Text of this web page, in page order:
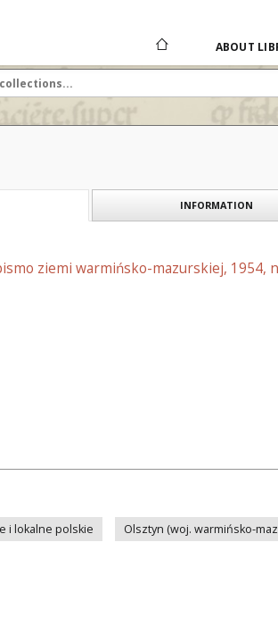
ABOUT
INFORMATION
ziemi warmińsko-mazurskiej, 1954,
i lokalne polskie
Olsztyn (woj. warmińsko-